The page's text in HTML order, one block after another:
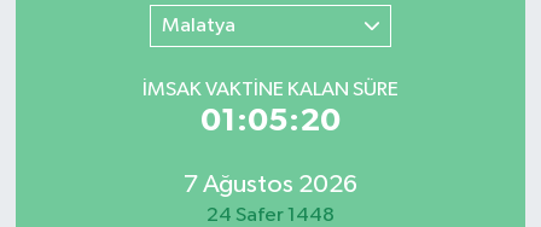
Malatya
İMSAK VAKTİNE KALAN SÜRE
01:05:20
7 Ağustos 2026
24 Safer 1448
İzmir Trafik Yoğunluk Haritası
Süper Lig Puan Durumu ve Fikstür